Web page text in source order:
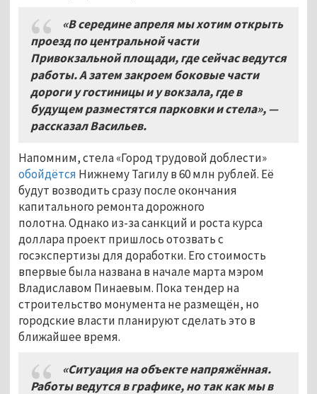
«В середине апреля мы хотим открыть
проезд по центральной части
Привокзальной площади, где сейчас ведутся
работы. А затем закроем боковые части
дороги у гостиницы и у вокзала, где в
будущем разместятся парковки и стела», —
рассказал Васильев.
Напомним, стела «Город трудовой доблести»
обойдётся Нижнему Тагилу в 60 млн рублей. Её
будут возводить сразу после окончания
капитального ремонта дорожного
полотна. Однако из-за санкций и роста курса
доллара проект пришлось отозвать с
госэкспертизы для доработки. Его стоимость
впервые была названа в начале марта мэром
Владиславом Пинаевым. Пока тендер на
строительство монумента не размещён, но
городские власти планируют сделать это в
ближайшее время.
«Ситуация на объекте напряжённая.
Работы ведутся в графике, но так как мы в